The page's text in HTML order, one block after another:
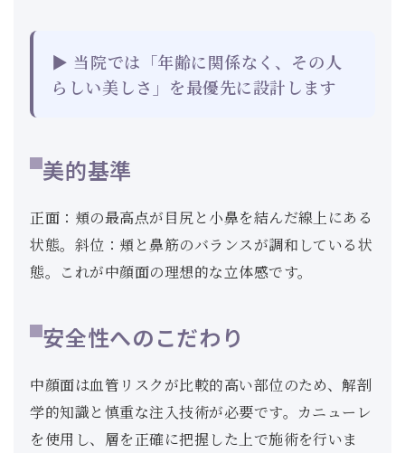
▶ 当院では「年齢に関係なく、その人
らしい美しさ」を最優先に設計します
美的基準
正面：頬の最高点が目尻と小鼻を結んだ線上にある
状態。斜位：頬と鼻筋のバランスが調和している状
態。これが中顔面の理想的な立体感です。
安全性へのこだわり
中顔面は血管リスクが比較的高い部位のため、解剖
学的知識と慎重な注入技術が必要です。カニューレ
を使用し、層を正確に把握した上で施術を行いま